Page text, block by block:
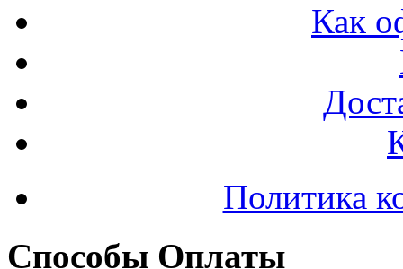
Как
Политика
Способы Оплаты